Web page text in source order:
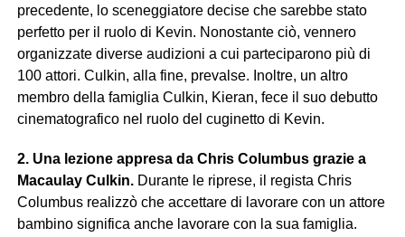
precedente, lo sceneggiatore decise che sarebbe stato
perfetto per il ruolo di Kevin. Nonostante ciò, vennero
organizzate diverse audizioni a cui parteciparono più di
100 attori. Culkin, alla fine, prevalse. Inoltre, un altro
membro della famiglia Culkin, Kieran, fece il suo debutto
cinematografico nel ruolo del cuginetto di Kevin.
2. Una lezione appresa da Chris Columbus grazie a
Macaulay Culkin.Durante le riprese, il regista Chris
Columbus realizzò che accettare di lavorare con un attore
bambino significa anche lavorare con la sua famiglia.